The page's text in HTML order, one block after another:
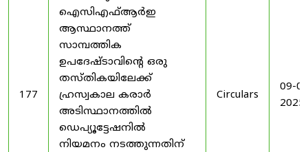
177
ഐസിഎഫ്ആർഇ
ആസ്ഥാനത്ത്
സാമ്പത്തിക
ഉപദേഷ്ടാവിന്റെ ഒരു
തസ്തികയിലേക്ക്
ഹ്രസ്വകാല കരാർ
അടിസ്ഥാനത്തിൽ
ഡെപ്യൂട്ടേഷനിൽ
നിയമനം നടത്തുന്നതിന്
Circulars
09-
2025